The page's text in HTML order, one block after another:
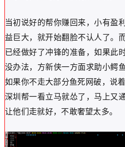
当初说好的帮你赚回来，小有盈
益巨大，就开始翻脸不认人了。
已经做好了冲锋的准备，如果此
没办法，方新侠一方面求助小鳄
如果你不走大部分鱼死网破，说
深圳帮一看立马就怂了，马上又
让他们走就好，不敢奢望太多。